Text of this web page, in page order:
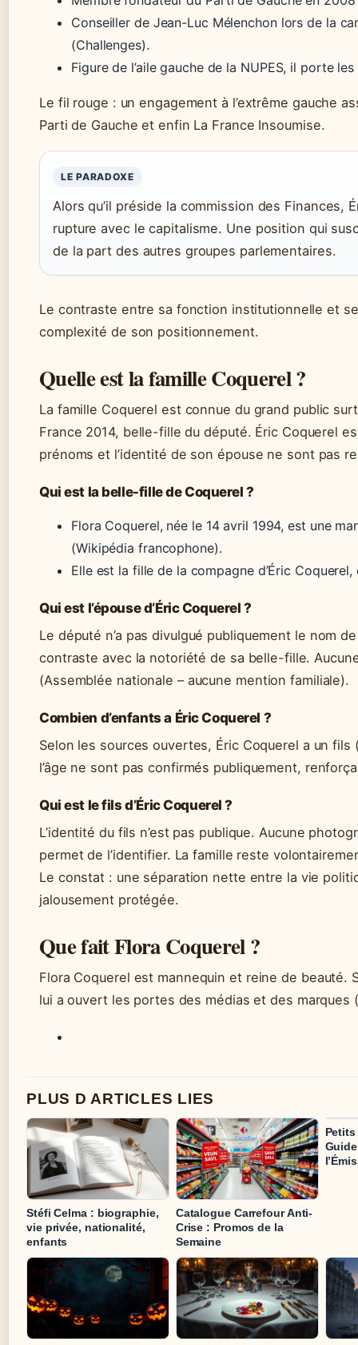
Conseiller de Jean-Luc Mélenchon lors de la
(Challenges).
Figure de l’aile gauche de la NUPES, il porte
Le fil rouge : un engagement à l’extrême gauche
Parti de Gauche et enfin La France Insoumise.
LE PARADOXE
Alors qu’il préside la commission des Finances,
rupture avec le capitalisme. Une position qui
de la part des autres groupes parlementaires.
Le contraste entre sa fonction institutionnelle et
complexité de son positionnement.
Quelle est la famille Coquerel ?
La famille Coquerel est connue du grand public
France 2014, belle-fille du député. Éric Coquerel
prénoms et l’identité de son épouse ne sont pas
Qui est la belle-fille de Coquerel ?
Flora Coquerel, née le 14 avril 1994, est une
(Wikipédia francophone).
Elle est la fille de la compagne d’Éric
Qui est l’épouse d’Éric Coquerel ?
Le député n’a pas divulgué publiquement le nom
contraste avec la notoriété de sa belle-fille.
(Assemblée nationale – aucune mention familiale).
Combien d’enfants a Éric Coquerel ?
Selon les sources ouvertes, Éric Coquerel a un
l’âge ne sont pas confirmés publiquement,
Qui est le fils d’Éric Coquerel ?
L’identité du fils n’est pas publique. Aucune
permet de l’identifier. La famille reste
Le constat : une séparation nette entre la vie
jalousement protégée.
Que fait Flora Coquerel ?
Flora Coquerel est mannequin et reine de beauté.
lui a ouvert les portes des médias et des marques
PLUS D ARTICLES LIES
Stéfi Celma : biographie,
vie privée, nationalité,
enfants
Catalogue Carrefour Anti-
Crise : Promos de la
Semaine